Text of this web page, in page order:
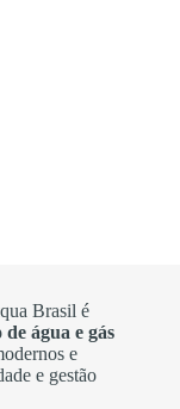
Brasil é
água e gás
e
e gestão